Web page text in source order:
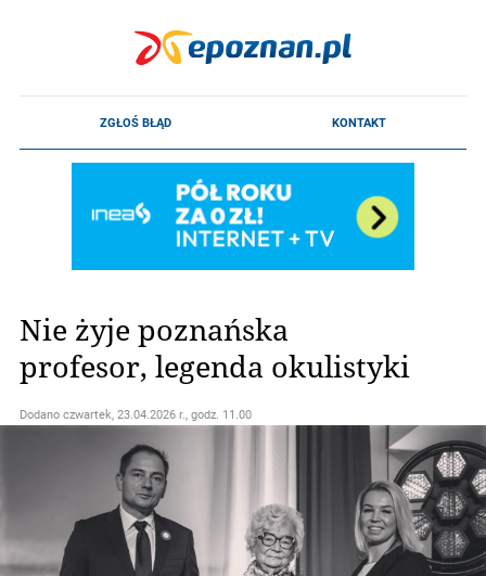
Nie żyje poznańska
profesor, legenda okulistyki
Dodano czwartek, 23.04.2026 r., godz. 11.00